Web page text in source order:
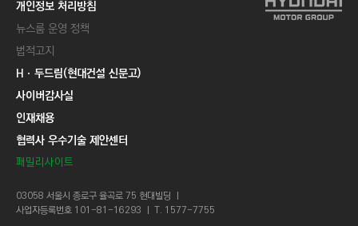
개인정보 처리방침
뉴스룸 운영 정책
법적고지
Hㆍ두드림(현대건설 신문고)
사이버감사실
인재채용
협력사 우수기술 제안센터
패밀리사이트
03058 서울시 종로구 율곡로 75 현대빌딩 ㅣ
사업자등록번호 101-81-16293 ㅣ T. 1577-7755